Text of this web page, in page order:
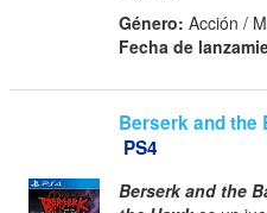
Género: Acción /
Fecha de
Berserk and the
PS4
Berserk and the